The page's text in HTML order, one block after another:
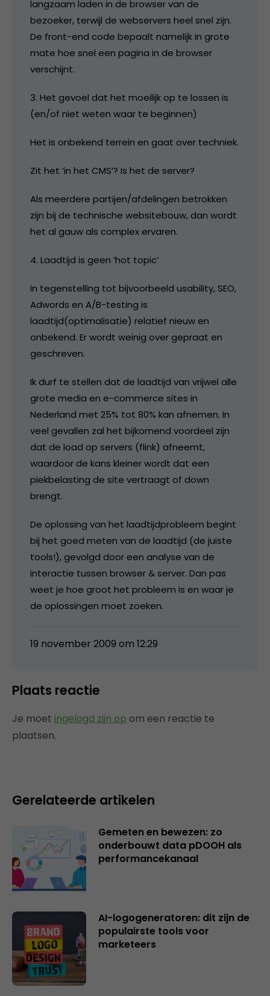
langzaam laden in de browser van de
bezoeker, terwijl de webservers heel snel zijn.
De front-end code bepaalt namelijk in grote
mate hoe snel een pagina in de browser
verschijnt.
3. Het gevoel dat het moeilijk op te lossen is
(en/of niet weten waar te beginnen)
Het is onbekend terrein en gaat over techniek.
Zit het ‘in het CMS’? Is het de server?
Als meerdere partijen/afdelingen betrokken
zijn bij de technische websitebouw, dan wordt
het al gauw als complex ervaren.
4. Laadtijd is geen ‘hot topic’
In tegenstelling tot bijvoorbeeld usability, SEO,
Adwords en A/B-testing is
laadtijd(optimalisatie) relatief nieuw en
onbekend. Er wordt weinig over gepraat en
geschreven.
Ik durf te stellen dat de laadtijd van vrijwel alle
grote media en e-commerce sites in
Nederland met 25% tot 80% kan afnemen. In
veel gevallen zal het bijkomend voordeel zijn
dat de load op servers (flink) afneemt,
waardoor de kans kleiner wordt dat een
piekbelasting de site vertraagt of down
brengt.
De oplossing van het laadtijdprobleem begint
bij het goed meten van de laadtijd (de juiste
tools!), gevolgd door een analyse van de
interactie tussen browser & server. Dan pas
weet je hoe groot het probleem is en waar je
de oplossingen moet zoeken.
19 november 2009 om 12:29
Plaats reactie
Je moet ingelogd zijn op om een reactie te
plaatsen.
Gerelateerde artikelen
Gemeten en bewezen: zo
onderbouwt data pDOOH als
performancekanaal
AI-logogeneratoren: dit zijn de
populairste tools voor
marketeers